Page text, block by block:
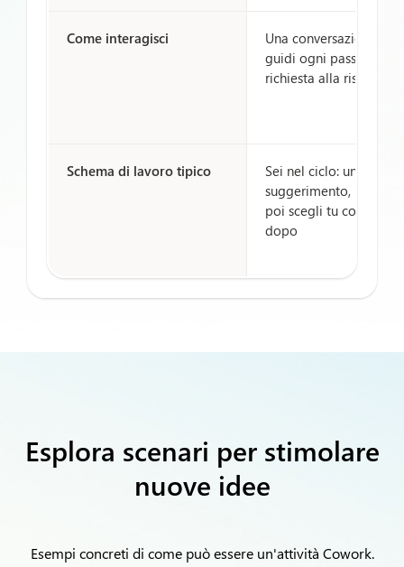
Come interagisci
Una conversazione: tu
guidi ogni passaggio
richiesta alla risposta
Schema di lavoro tipico
Sei nel ciclo: un
suggerimento, un
poi scegli tu cosa fare
dopo
Esplora scenari per stimolare
nuove idee
Esempi concreti di come può essere un'attività Cowork.